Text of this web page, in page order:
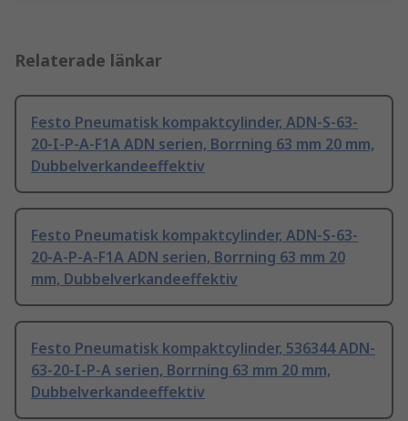
Relaterade länkar
Festo Pneumatisk kompaktcylinder, ADN-S-63-
20-I-P-A-F1A ADN serien, Borrning 63 mm 20 mm,
Dubbelverkandeeffektiv
Festo Pneumatisk kompaktcylinder, ADN-S-63-
20-A-P-A-F1A ADN serien, Borrning 63 mm 20
mm, Dubbelverkandeeffektiv
Festo Pneumatisk kompaktcylinder, 536344 ADN-
63-20-I-P-A serien, Borrning 63 mm 20 mm,
Dubbelverkandeeffektiv